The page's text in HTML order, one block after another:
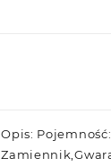
Opis: